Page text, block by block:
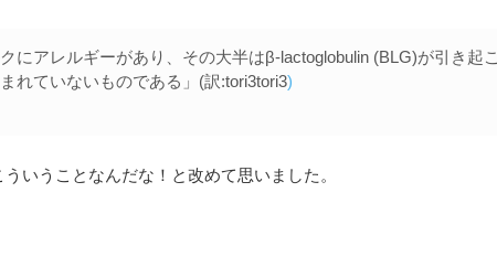
にアレルギーがあり、その大半はβ-lactoglobulin (BLG)が引き起こ
れていないものである」(訳:tori3tori3)
いうことなんだな！と改めて思いました。